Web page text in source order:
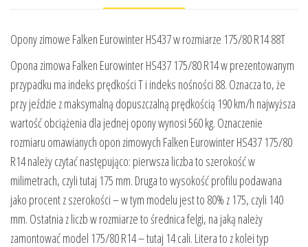
Opony zimowe Falken Eurowinter HS437 w rozmiarze 175/80 R14 88T
Opona zimowa Falken Eurowinter HS437 175/80 R14 w prezentowanym
przypadku ma indeks prędkości T i indeks nośności 88. Oznacza to, że
przy jeździe z maksymalną dopuszczalną prędkością 190 km/h najwyższa
wartość obciążenia dla jednej opony wynosi 560 kg. Oznaczenie
rozmiaru omawianych opon zimowych Falken Eurowinter HS437 175/80
R14 należy czytać następująco: pierwsza liczba to szerokość w
milimetrach, czyli tutaj 175 mm. Druga to wysokość profilu podawana
jako procent z szerokości – w tym modelu jest to 80% z 175, czyli 140
mm. Ostatnia z liczb w rozmiarze to średnica felgi, na jaką należy
zamontować model 175/80 R14 – tutaj 14 cali. Litera to z kolei typ